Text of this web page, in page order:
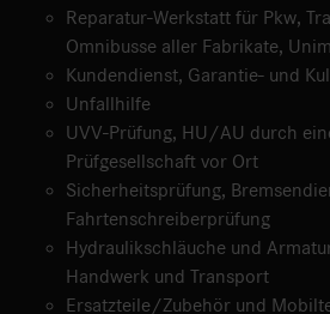
Reparatur-Werkstatt für Pkw,
Omnibusse aller Fabrikate,
Kundendienst, Garantie- und
Unfallhilfe
UVV-Prüfung, HU/AU durch
Prüfgesellschaft vor Ort
Sicherheitsprüfung,
Fahrtenschreiberprüfung
Hydraulikschläuche und
Handwerk und Transport
Ersatzteile/Zubehör und